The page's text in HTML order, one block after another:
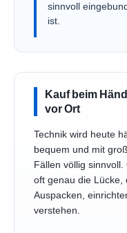
sinnvoll
ist.
Kauf beim
vor Ort
Technik wird heute
bequem und mit
Fällen völlig
oft genau die Lücke,
Auspacken,
verstehen.